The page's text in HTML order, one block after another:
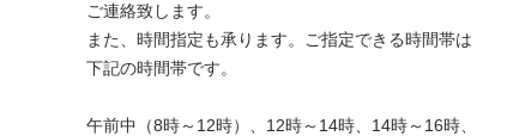
ご連絡致します。
また、時間指定も承ります。ご指定できる時間帯は
下記の時間帯です。
午前中（8時～12時）、12時～14時、14時～16時、